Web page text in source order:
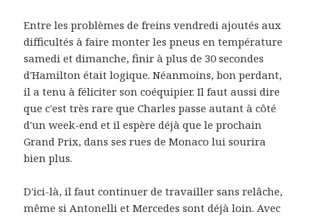
Entre les problèmes de freins vendredi ajoutés aux
difficultés à faire monter les pneus en température
samedi et dimanche, finir à plus de30 secondes
d'Hamilton était logique. Néanmoins, bon perdant,
il a tenu à féliciter son coéquipier. Il faut aussi dire
que c'est très rare que Charles passe autant à côté
d'un week-end et il espère déjà que le prochain
Grand Prix, dans ses rues de Monaco lui sourira
bien plus.
D'ici-là, il faut continuer de travailler sans relâche,
même si Antonelli et Mercedes sont déjà loin. Avec